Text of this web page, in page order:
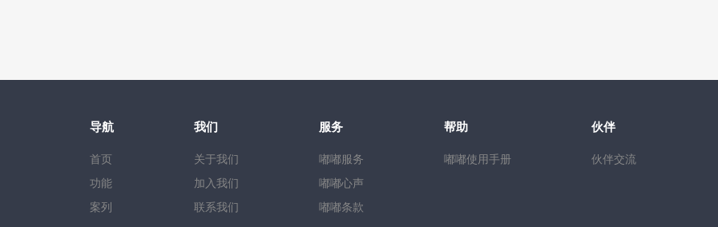
导航
首页
功能
案列
我们
关于我们
加入我们
联系我们
服务
嘟嘟服务
嘟嘟心声
嘟嘟条款
帮助
嘟嘟使用手册
伙伴
伙伴交流